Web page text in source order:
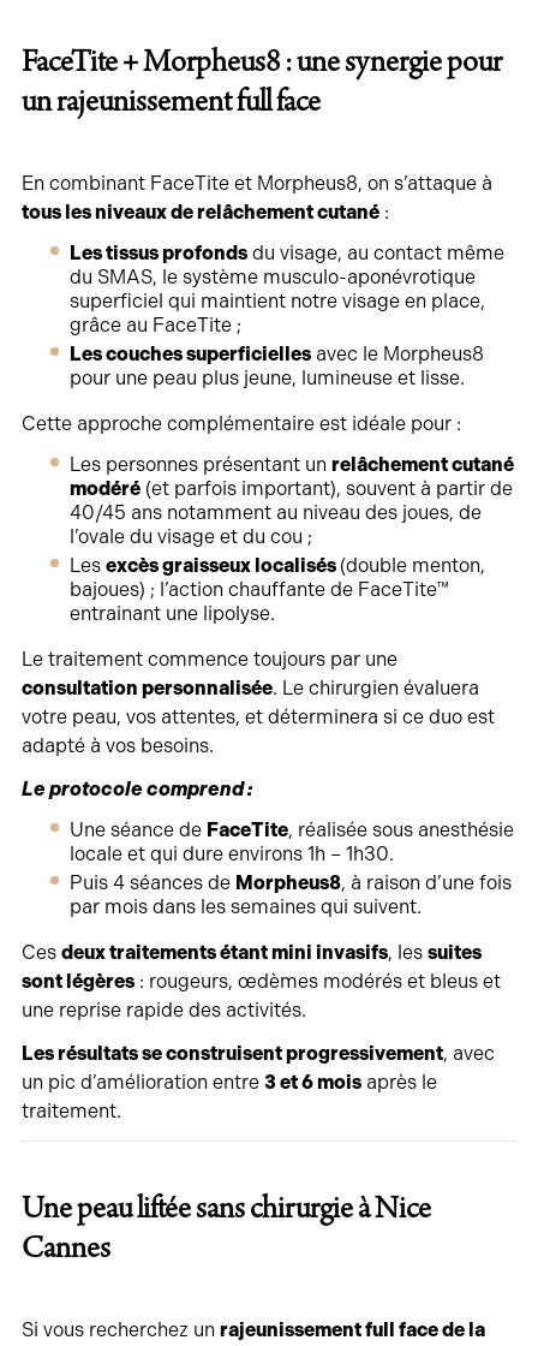
FaceTite + Morpheus8 : une synergie pour
un rajeunissement full face
En combinant FaceTite et Morpheus8, on s’attaque à
tous les niveaux de relâchement cutané:
Les tissus profondsdu visage, au contact même
du SMAS, le système musculo-aponévrotique
superficiel qui maintient notre visage en place,
grâce au FaceTite ;
Les couches superficiellesavec le Morpheus8
pour une peau plus jeune, lumineuse et lisse.
Cette approche complémentaire est idéale pour :
Les personnes présentant un relâchement cutané
modéré(et parfois important), souvent à partir de
40/45 ans notamment au niveau des joues, de
l’ovale du visage et du cou ;
Les excès graisseux localisés (double menton,
bajoues) ; l’action chauffante de FaceTite™
entrainant une lipolyse.
Le traitement commence toujours par une
consultation personnalisée. Le chirurgien évaluera
votre peau, vos attentes, et déterminera si ce duo est
adapté à vos besoins.
Le protocole comprend :
Une séance de FaceTite, réalisée sous anesthésie
locale et qui dure environs 1h – 1h30.
Puis 4 séances de Morpheus8, à raison d’une fois
par mois dans les semaines qui suivent.
Ces deux traitements étant mini invasifs, les suites
sont légères: rougeurs, œdèmes modérés et bleus et
une reprise rapide des activités.
Les résultats se construisent progressivement, avec
un pic d’amélioration entre 3 et 6 moisaprès le
traitement.
Une peau liftée sans chirurgie à Nice
Cannes
Si vous recherchez un rajeunissement full face de la